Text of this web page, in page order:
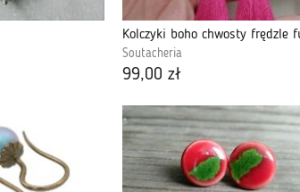
Soutacheria
99,00 zł